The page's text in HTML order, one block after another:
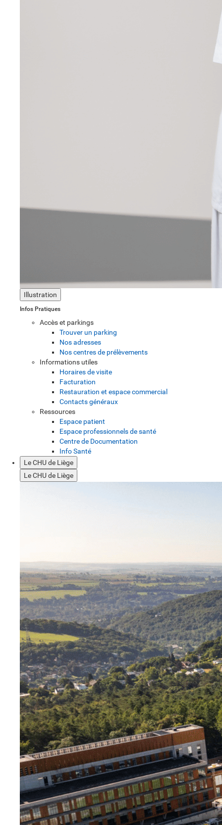
Illustration
Infos Pratiques
Accès et parkings
Trouver un parking
Nos adresses
Nos centres de prélèvements
Informations utiles
Horaires de visite
Facturation
Restauration et espace commercial
Contacts généraux
Ressources
Espace patient
Espace professionnels de santé
Centre de Documentation
Info Santé
Le CHU de Liège
Le CHU de Liège